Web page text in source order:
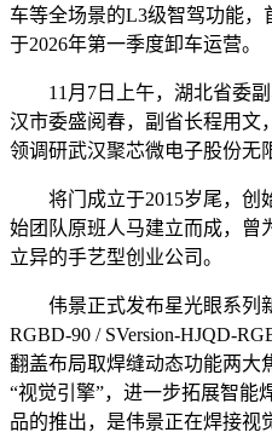
车等全场景的L3级智驾功能
于2026年第一季度卸车运营。
11月7日上午，湖北省委副
汉市委盛阅春，副省长程用文
领调研武汉聚芯微电子股份无
将门成立于2015岁尾，创
始团队原班人马建立而成，曾
立异的手艺型创业公司。
伟景正式发布星光眼系列
RGBD-90 / SVersion-HJQD-
翻盖布局取焊缝动态功能两大
“视觉引擎”，进一步拓展智能
品的推出，是伟景正在焊接视